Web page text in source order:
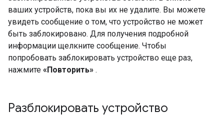
ваших устройств, пока вы их не удалите. Вы можете
увидеть сообщение о том, что устройство не может
быть заблокировано. Для получения подробной
информации щелкните сообщение. Чтобы
попробовать заблокировать устройство еще раз,
нажмите «Повторить» .
Разблокировать устройство